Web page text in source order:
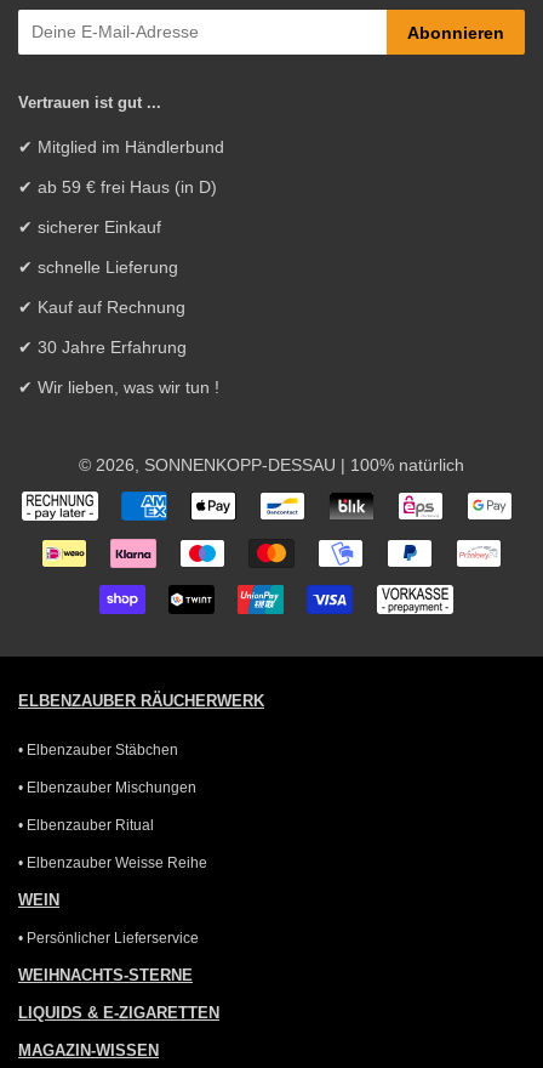
Abonnieren
Vertrauen ist gut ...
✔ Mitglied im Händlerbund
✔ ab 59 € frei Haus (in D)
✔ sicherer Einkauf
✔ schnelle Lieferung
✔ Kauf auf Rechnung
✔ 30 Jahre Erfahrung
✔ Wir lieben, was wir tun !
© 2026, SONNENKOPP-DESSAU | 100% natürlich
Zahlungsarten
ELBENZAUBER RÄUCHERWERK
• Elbenzauber Stäbchen
• Elbenzauber Mischungen
• Elbenzauber Ritual
• Elbenzauber Weisse Reihe
WEIN
• Persönlicher Lieferservice
WEIHNACHTS-STERNE
LIQUIDS & E-ZIGARETTEN
MAGAZIN-WISSEN